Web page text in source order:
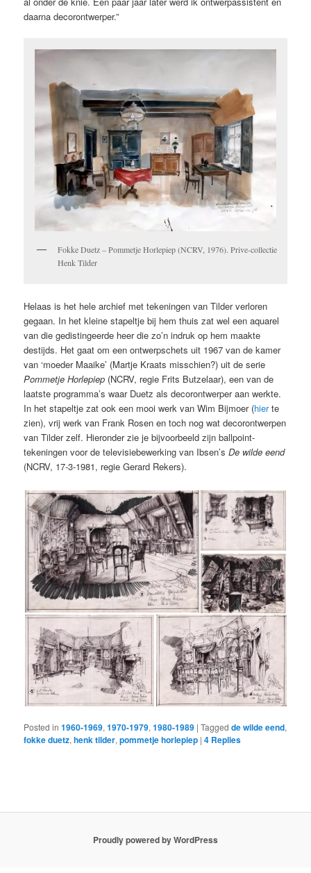
daarna decorontwerper.”
Fokke Duetz – Pommetje Horlepiep (NCRV, 1976). Prive-collectie
Henk Tilder
Helaas is het hele archief met tekeningen van Tilder verloren
gegaan. In het kleine stapeltje bij hem thuis zat wel een aquarel
van die gedistingeerde heer die zo’n indruk op hem maakte
destijds. Het gaat om een ontwerpschets uit 1967 van de kamer
van ‘moeder Maaike’ (Martje Kraats misschien?) uit de serie
Pommetje Horlepiep (NCRV, regie Frits Butzelaar), een van de
laatste programma’s waar Duetz als decorontwerper aan werkte.
In het stapeltje zat ook een mooi werk van Wim Bijmoer (hierte
zien), vrij werk van Frank Rosen en toch nog wat decorontwerpen
van Tilder zelf. Hieronder zie je bijvoorbeeld zijn ballpoint-
tekeningen voor de televisiebewerking van Ibsen’sDe wilde eend
(NCRV, 17-3-1981, regie Gerard Rekers).
Posted in 1960-1969,1970-1979,1980-1989 |Tagged de wilde eend,
fokke duetz,henk tilder,pommetje horlepiep |4 Replies
Proudly powered by WordPress